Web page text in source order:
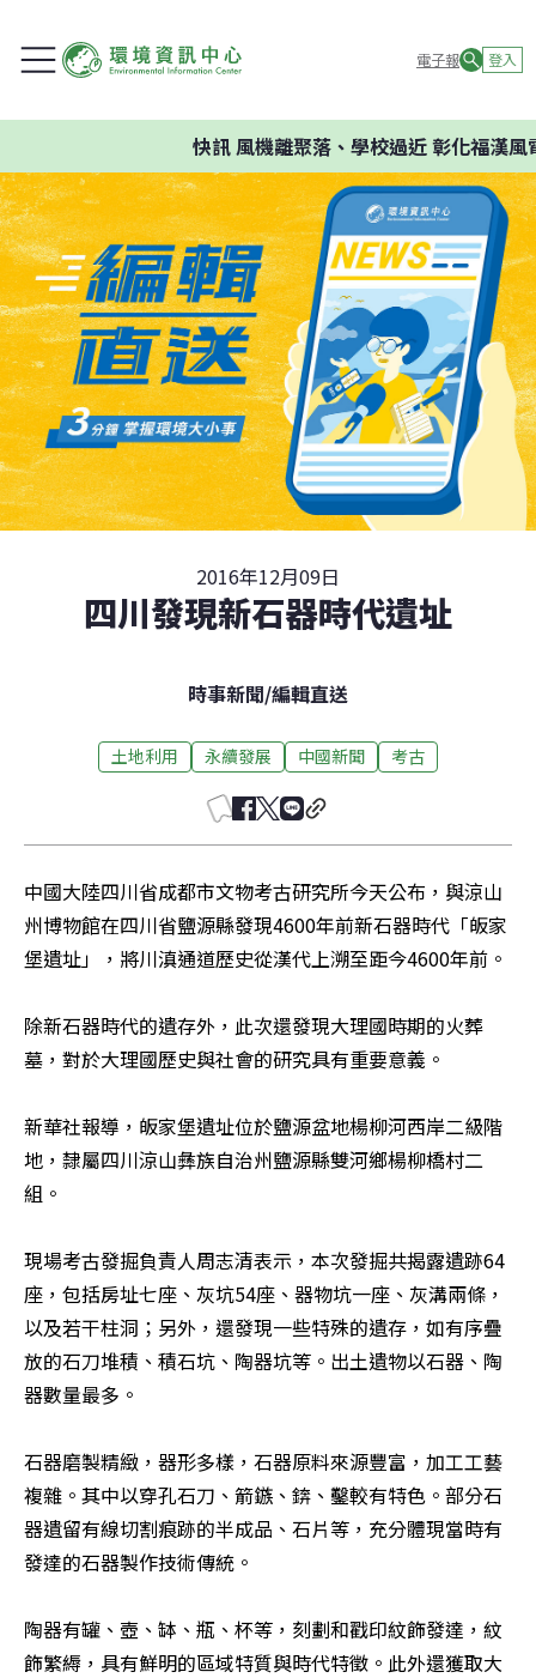
電子報 登入
快訊風機離聚落、學校過近 彰化福漢風
2016年12月09日
四川發現新石器時代遺址
時事新聞/編輯直送
土地利用 永續發展 中國新聞 考古
中國大陸四川省成都市文物考古研究所今天公布，與涼山
州博物館在四川省鹽源縣發現4600年前新石器時代「皈家
堡遺址」，將川滇通道歷史從漢代上溯至距今4600年前。
除新石器時代的遺存外，此次還發現大理國時期的火葬
墓，對於大理國歷史與社會的研究具有重要意義。
新華社報導，皈家堡遺址位於鹽源盆地楊柳河西岸二級階
地，隸屬四川涼山彝族自治州鹽源縣雙河鄉楊柳橋村二
組。
現場考古發掘負責人周志清表示，本次發掘共揭露遺跡64
座，包括房址七座、灰坑54座、器物坑一座、灰溝兩條，
以及若干柱洞；另外，還發現一些特殊的遺存，如有序疊
放的石刀堆積、積石坑、陶器坑等。出土遺物以石器、陶
器數量最多。
石器磨製精緻，器形多樣，石器原料來源豐富，加工工藝
複雜。其中以穿孔石刀、箭鏃、錛、鑿較有特色。部分石
器遺留有線切割痕跡的半成品、石片等，充分體現當時有
發達的石器製作技術傳統。
陶器有罐、壺、缽、瓶、杯等，刻劃和戳印紋飾發達，紋
飾繁縟，具有鮮明的區域特質與時代特徵。此外還獲取大